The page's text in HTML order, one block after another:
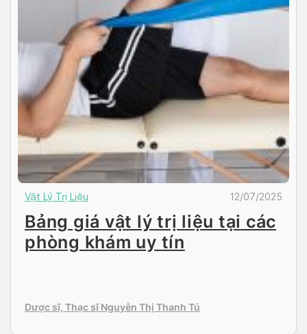
Vật Lý Trị Liệu 12/07/2025
Bảng giá vật lý trị liệu tại các
phòng khám uy tín
Dược sĩ, Thạc sĩ Nguyễn Thị Thanh Tú